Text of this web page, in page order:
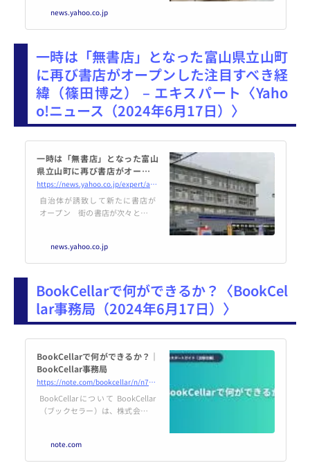
スタ八重洲店がオープンしたの
だった。開店時間になって佐藤店
news.yahoo.co.jp
一時は「無書店」となった富山県立山町
に再び書店がオープンした注目すべき経
緯（篠田博之） – エキスパート〈Yaho
o!ニュース（2024年6月17日）〉
一時は「無書店」となった富山
県立山町に再び書店がオープン
した注目すべき経緯（篠田博
之） - エキスパート - Yahoo!
ニュース
https://news.yahoo.co.jp/expert/articles/c16ce38ab8bf2f9025a1f86f96438268fa77d32a
自治体が誘致して新たに書店が
オープン 街の書店が次々と閉店
店や、弘前市のジュンク堂書店な
どが閉店。金港堂本店は建物の老
news.yahoo.co.jp
BookCellarで何ができるか？〈BookCel
lar事務局（2024年6月17日）〉
BookCellarで何ができるか？｜
BookCellar事務局
https://note.com/bookcellar/n/n7ecb3b904db2
BookCellarについて BookCellar
（ブックセラー）は、株式会社と
アカウントをもつ、書店・小売
店、出版社に取引の場を提供して
note.com